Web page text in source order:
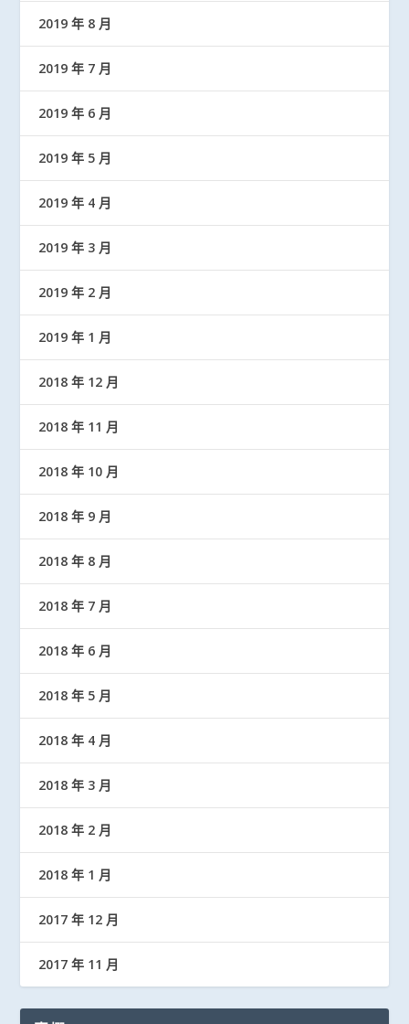
2019 年 8 月
2019 年 7 月
2019 年 6 月
2019 年 5 月
2019 年 4 月
2019 年 3 月
2019 年 2 月
2019 年 1 月
2018 年 12 月
2018 年 11 月
2018 年 10 月
2018 年 9 月
2018 年 8 月
2018 年 7 月
2018 年 6 月
2018 年 5 月
2018 年 4 月
2018 年 3 月
2018 年 2 月
2018 年 1 月
2017 年 12 月
2017 年 11 月